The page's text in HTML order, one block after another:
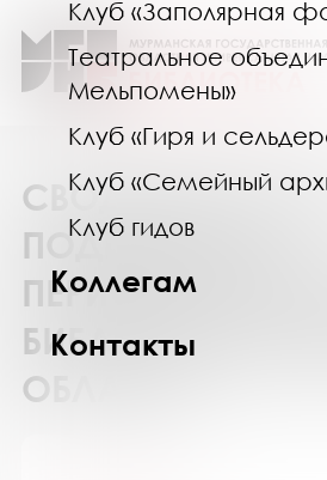
Клуб «Заполярная
Театральное
Мельпомены»
Клуб «Гиря и
Клуб «Семейный
Клуб гидов
Коллегам
Контакты
СВОДНЫЙ
ПОДПИСКИ НА
БИБЛИОТЕК
ОБЛАСТИ